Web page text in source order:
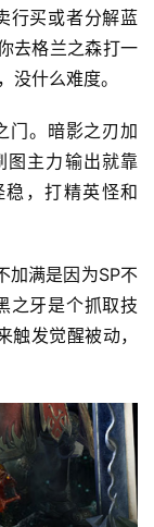
行买或者分解蓝
去格兰之森打一
没什么难度。
门。暗影之刃加
图主力输出就靠
，打精英怪和
加满是因为SP不
之牙是个抓取技
发觉醒被动，